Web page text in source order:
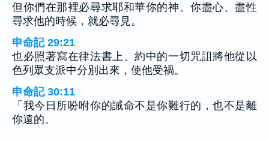
但你們在那裡必尋求耶和華你的神。你盡心、盡性
尋求他的時候，就必尋見。
申命記 29:21
也必照著寫在律法書上、約中的一切咒詛將他從以
色列眾支派中分別出來，使他受禍。
申命記 30:11
「我今日所吩咐你的誡命不是你難行的，也不是離
你遠的。